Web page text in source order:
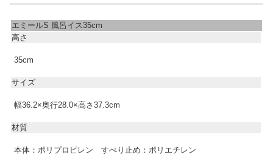
エミールS 風呂イス35cm
高さ
35cm
サイズ
幅36.2×奥行28.0×高さ37.3cm
材質
本体：ポリプロピレン すべり止め：ポリエチレン